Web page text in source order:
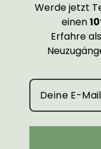
Werde jetzt
einen
Erfahre